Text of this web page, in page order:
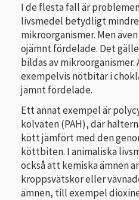
I de flesta fall är
livsmedel betydligt
mikroorganismer. Men
ojämnt fördelade. Det
bildas av
exempelvis nötbitar i
jämnt fördelade.
Ett annat exempel är
kolväten (PAH), där
kött jämfört med den
köttbiten. I animaliska
också att kemiska ämnen
kroppsvätskor eller
ämnen, till exempel